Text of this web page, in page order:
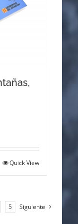
Quick View
5 Siguiente